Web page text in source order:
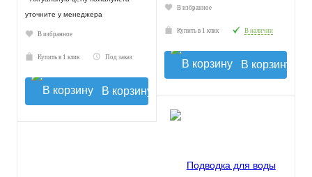
уточните у менеджера
В избранное
Купить в 1 клик Под заказ
В корзину
В избранное
Купить в 1 клик В наличии
В корзину